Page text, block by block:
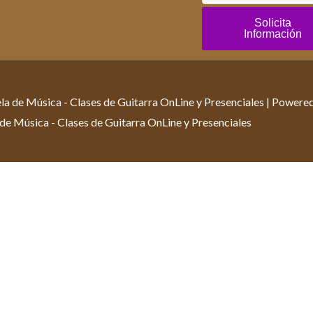
Solicita
Información
Música - Clases de Guitarra OnLine y Presenciales |
Música - Clases de Guitarra OnLine y Presenciales